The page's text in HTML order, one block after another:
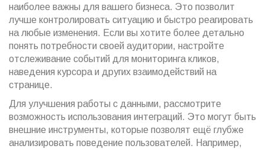
наиболее важны для вашего бизнеса. Это позволит
лучше контролировать ситуацию и быстро реагировать
на любые изменения. Если вы хотите более детально
понять потребности своей аудитории, настройте
отслеживание событий для мониторинга кликов,
наведения курсора и других взаимодействий на
странице.
Для улучшения работы с данными, рассмотрите
возможность использования интеграций. Это могут быть
внешние инструменты, которые позволят ещё глубже
анализировать поведение пользователей. Например,